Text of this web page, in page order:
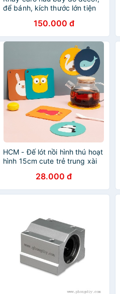
để bánh, kích thước lớn tiện
150.000 đ
HCM - Đế lót nồi hình thú hoạt
hình 15cm cute trẻ trung xài
28.000 đ